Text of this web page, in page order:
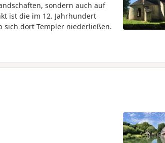
sondern auch auf
ist die im 12. Jahrhundert
sich dort Templer niederließen.